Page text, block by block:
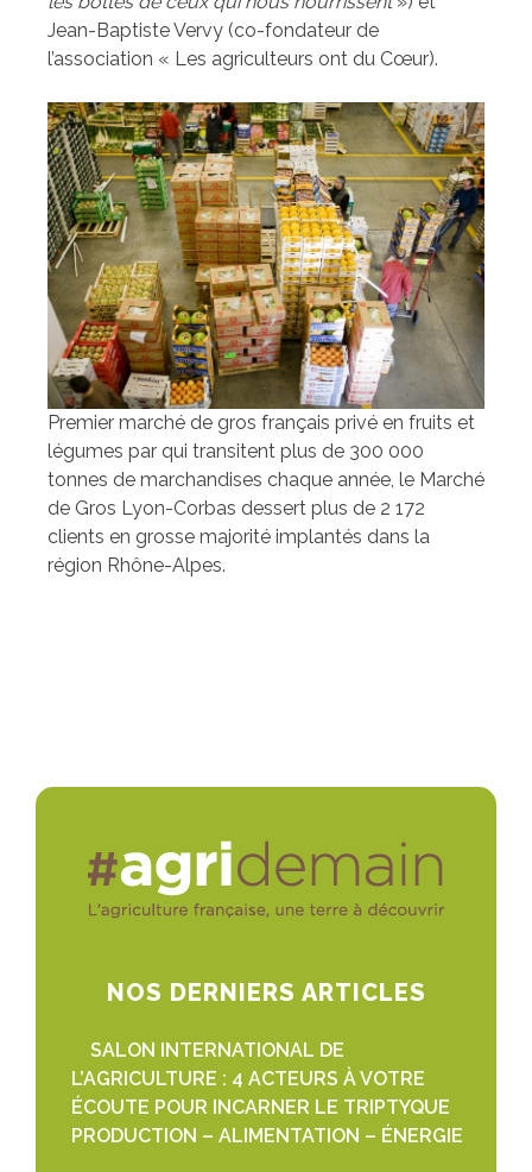
Jean-Baptiste Vervy (co-fondateur de
l’association « Les agriculteurs ont du Cœur).
Premier marché de gros français privé en fruits et
légumes par qui transitent plus de 300 000
tonnes de marchandises chaque année, le Marché
de Gros Lyon-Corbas dessert plus de 2 172
clients en grosse majorité implantés dans la
région Rhône-Alpes.
NOS DERNIERS ARTICLES
SALON INTERNATIONAL DE
L’AGRICULTURE : 4 ACTEURS À VOTRE
ÉCOUTE POUR INCARNER LE TRIPTYQUE
PRODUCTION – ALIMENTATION – ÉNERGIE